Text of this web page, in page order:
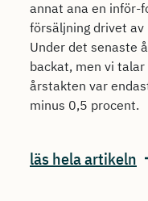
annat ana en inför-
försäljning drivet av
Under det senaste
backat, men vi
årstakten var
minus 0,5 procent.
läs hela artikeln